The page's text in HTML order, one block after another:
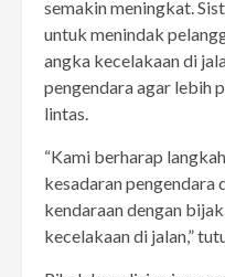
semakin meningkat.
untuk menindak
angka kecelakaan di
pengendara agar lebih
lintas.
“Kami berharap
kesadaran pengendara
kendaraan dengan
kecelakaan di jalan,”